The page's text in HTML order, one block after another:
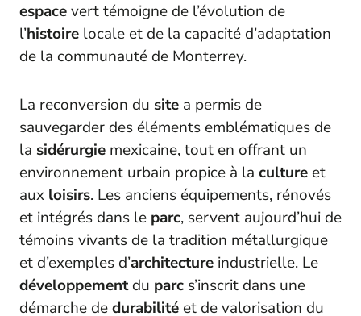
espacevert témoigne de l’évolution de
l’histoire locale et de la capacité d’adaptation
de la communauté de Monterrey.
La reconversion du site a permis de
sauvegarder des éléments emblématiques de
la sidérurgie mexicaine, tout en offrant un
environnement urbain propice à la culture et
aux loisirs. Les anciens équipements, rénovés
et intégrés dans le parc, servent aujourd’hui de
témoins vivants de la tradition métallurgique
et d’exemples d’architecture industrielle. Le
développementdu parc s’inscrit dans une
démarche dedurabilité et de valorisation du